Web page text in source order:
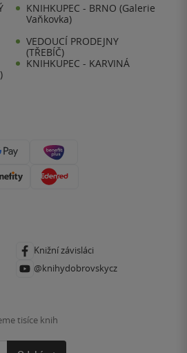
KNIHKUPEC - BRNO (Galerie
Vaňkovka)
VEDOUCÍ PRODEJNY
(TŘEBÍČ)
KNIHKUPEC - KARVINÁ
Knižní závisláci
@knihydobrovskycz
tisíce knih